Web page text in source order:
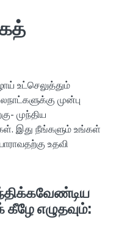
உட்செலுத்தும்
முன்பு
முந்திய
இது நீங்களும் உங்கள்
உதவி
கீழே எழுதவும்: